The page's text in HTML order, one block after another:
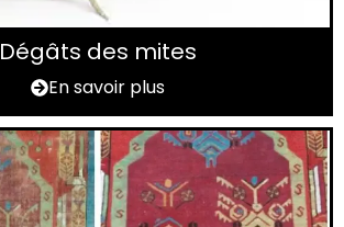
Dégâts des mites
En savoir plus